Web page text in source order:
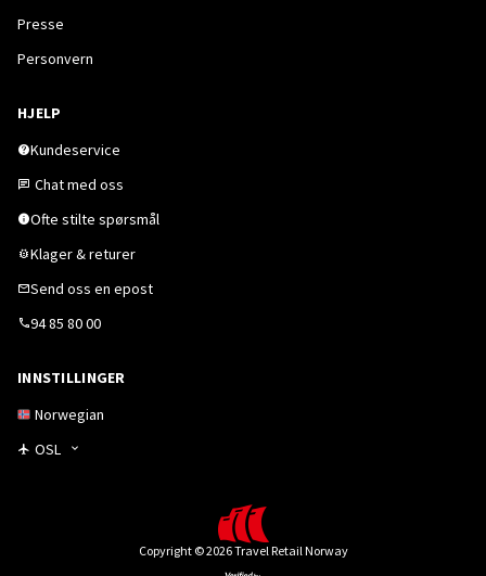
Presse
Personvern
HJELP
Kundeservice
Chat med oss
Ofte stilte spørsmål
Klager & returer
Send oss en epost
94 85 80 00
INNSTILLINGER
Norwegian
OSL
Copyright © 2026 Travel Retail Norway